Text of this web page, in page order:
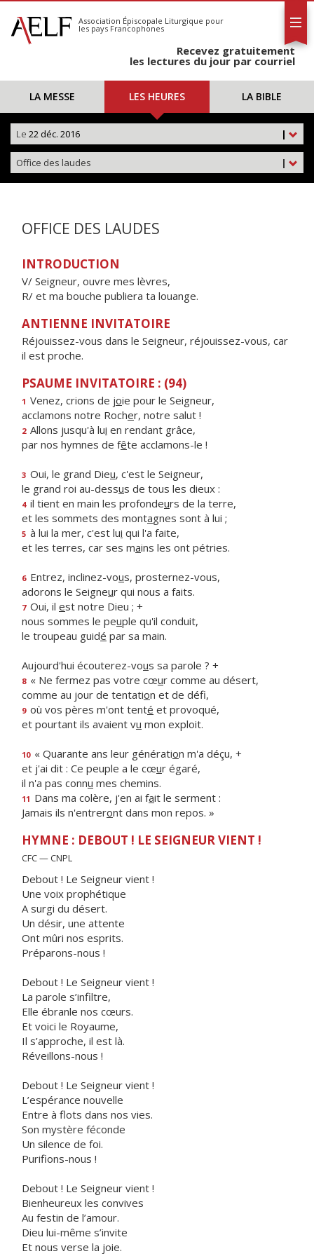
S'abonner
Calendrier
Association Épiscopale Liturgique pour
les pays Francophones
Recevez gratuitement
les lectures du jour par courriel
LA MESSE LES HEURES LA BIBLE
|
Le 22 déc. 2016
|
Office des laudes
OFFICE DES LAUDES
INTRODUCTION
V/ Seigneur, ouvre mes lèvres,
R/ et ma bouche publiera ta louange.
ANTIENNE INVITATOIRE
Réjouissez-vous dans le Seigneur, réjouissez-vous, car
il est proche.
PSAUME INVITATOIRE : (94)
1 Venez, crions de joie pour le Seigneur,
acclamons notre Rocher, notre salut !
2 Allons jusqu'à lui en rendant grâce,
par nos hymnes de fête acclamons-le !
3 Oui, le grand Dieu, c'est le Seigneur,
le grand roi au-dessus de tous les dieux :
4 il tient en main les profondeurs de la terre,
et les sommets des montagnes sont à lui ;
5 à lui la mer, c'est lui qui l'a faite,
et les terres, car ses mains les ont pétries.
6 Entrez, inclinez-vous, prosternez-vous,
adorons le Seigneur qui nous a faits.
7 Oui, il est notre Dieu ; +
nous sommes le peuple qu'il conduit,
le troupeau guidé par sa main.
Aujourd'hui écouterez-vous sa parole ? +
8 « Ne fermez pas votre cœur comme au désert,
comme au jour de tentation et de défi,
9 où vos pères m'ont tenté et provoqué,
et pourtant ils avaient vu mon exploit.
10 « Quarante ans leur génération m'a déçu, +
et j'ai dit : Ce peuple a le cœur égaré,
il n'a pas connu mes chemins.
11 Dans ma colère, j'en ai fait le serment :
Jamais ils n'entreront dans mon repos. »
HYMNE : DEBOUT ! LE SEIGNEUR VIENT !
CFC — CNPL
Debout ! Le Seigneur vient !
Une voix prophétique
A surgi du désert.
Un désir, une attente
Ont mûri nos esprits.
Préparons-nous !
Debout ! Le Seigneur vient !
La parole s’infiltre,
Elle ébranle nos cœurs.
Et voici le Royaume,
Il s’approche, il est là.
Réveillons-nous !
Debout ! Le Seigneur vient !
L’espérance nouvelle
Entre à flots dans nos vies.
Son mystère féconde
Un silence de foi.
Purifions-nous !
Debout ! Le Seigneur vient !
Bienheureux les convives
Au festin de l’amour.
Dieu lui-même s’invite
Et nous verse la joie.